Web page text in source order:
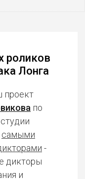
роликов
Лонга
проект
по
самыми
-
дикторы
и